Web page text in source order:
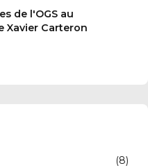
de l'OGS au
Xavier Carteron
(8)